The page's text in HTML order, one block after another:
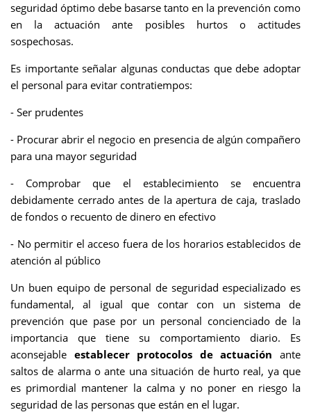
seguridad óptimo debe basarse tanto en la prevención como
en la actuación ante posibles hurtos o actitudes
sospechosas.
Es importante señalar algunas conductas que debe adoptar
el personal para evitar contratiempos:
- Ser prudentes
- Procurar abrir el negocio en presencia de algún compañero
para una mayor seguridad
- Comprobar que el establecimiento se encuentra
debidamente cerrado antes de la apertura de caja, traslado
de fondos o recuento de dinero en efectivo
- No permitir el acceso fuera de los horarios establecidos de
atención al público
Un buen equipo de personal de seguridad especializado es
fundamental, al igual que contar con un sistema de
prevención que pase por un personal concienciado de la
importancia que tiene su comportamiento diario. Es
aconsejable establecer protocolos de actuaciónante
saltos de alarma o ante una situación de hurto real, ya que
es primordial mantener la calma y no poner en riesgo la
seguridad de las personas que están en el lugar.